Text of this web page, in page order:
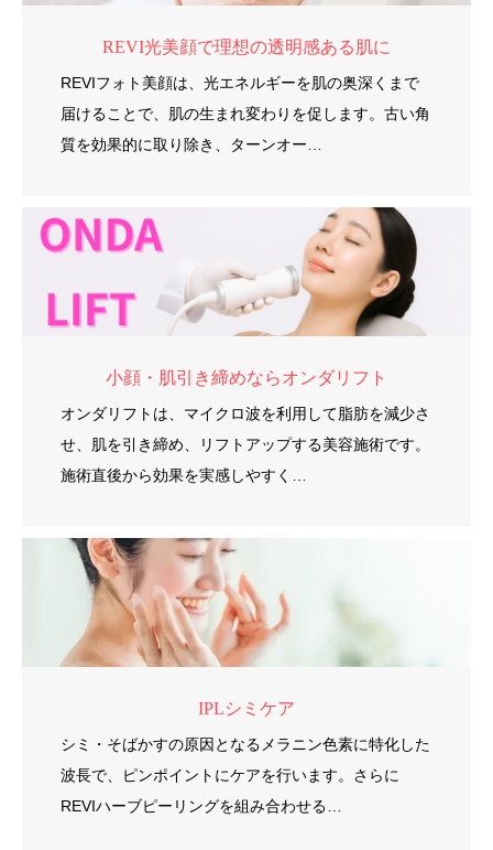
REVI光美顔で理想の透明感ある肌に
REVIフォト美顔は、光エネルギーを肌の奥深くまで
届けることで、肌の生まれ変わりを促します。古い角
質を効果的に取り除き、ターンオー…
小顔・肌引き締めならオンダリフト
オンダリフトは、マイクロ波を利用して脂肪を減少さ
せ、肌を引き締め、リフトアップする美容施術です。
施術直後から効果を実感しやすく…
IPLシミケア
シミ・そばかすの原因となるメラニン色素に特化した
波長で、ピンポイントにケアを行います。さらに
REVIハーブピーリングを組み合わせる…